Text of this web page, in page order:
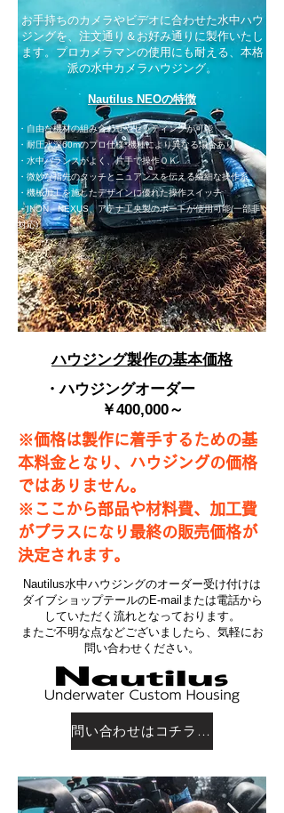
お手持ちのカメラやビデオに合わせた水中ハウ
ジングを、注文通り＆お好み通りに製作いたし
ます。プロカメラマンの使用にも耐える、本格
派の水中カメラハウジング。
Nautilus NEOの特徴
・自由な機材の組み合わせやセッティングが可能
・耐圧水深60mのプロ仕様*機種により異なる場合あり
・水中バランスがよく、片手で操作ＯＫ
・微妙な指先のタッチとニュアンスを伝える繊細な操作系
・機械加工を施したデザインに優れた操作スイッチ
・INON、NEXUS、アテナ工央製のポートが使用可能(一部非
対応)
ハウジング製作の基本価格
・ハウジングオーダー
￥400,000～
※価格は製作に着手するための基
本料金となり、ハウジングの価格
ではありません。
※ここから部品や材料費、加工費
がプラスになり最終の販売価格が
決定されます。
Nautilus水中ハウジングのオーダー受け付けは
ダイブショップテールのE-mailまたは電話から
していただく流れとなっております。
またご不明な点などございましたら、気軽にお
問い合わせください。
問い合わせはコチラから